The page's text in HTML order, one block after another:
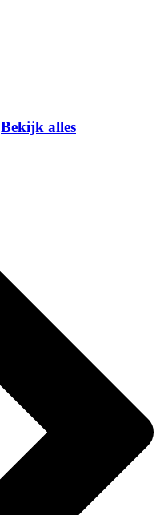
Bekijk alles